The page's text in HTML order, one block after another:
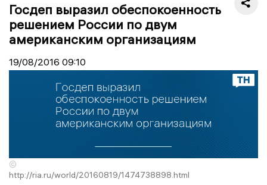
Госдеп выразил обеспокоенность
решением России по двум
американским организациям
19/08/2016 09:10
©
http://ria.ru/world/20160819/1474738898.html